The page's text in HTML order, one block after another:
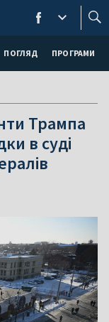
ПОГЛЯД ПРОГРАМИ
Трампа
в суді